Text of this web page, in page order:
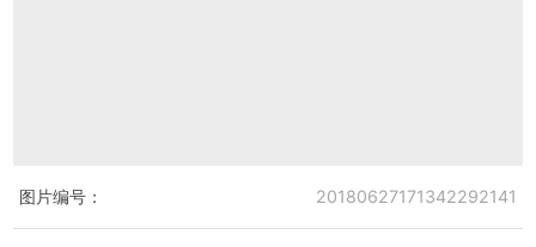
图片编号： 20180627171342292141